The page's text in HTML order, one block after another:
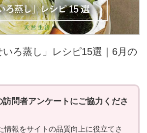
ろ蒸し」レシピ15選｜6月の